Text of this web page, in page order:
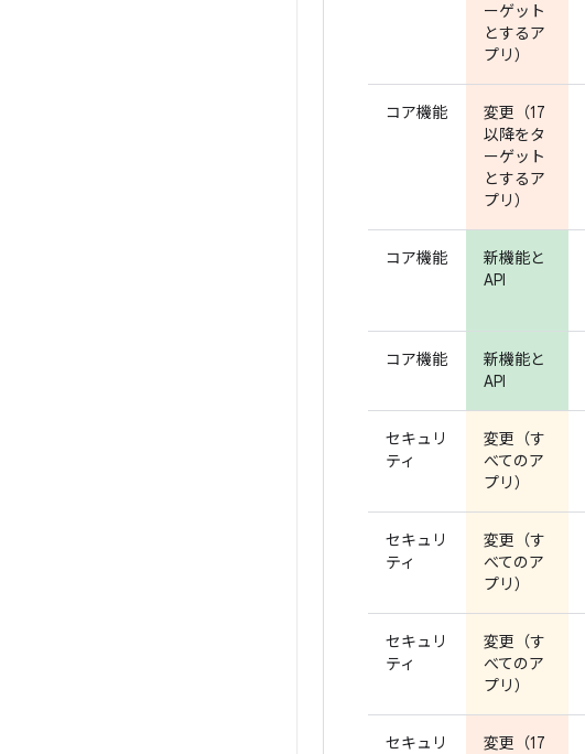
ーゲット
とするア
プリ）
コア機能
変更（17
以降をタ
ーゲット
とするア
プリ）
コア機能
新機能と
API
コア機能
新機能と
API
セキュリ
ティ
変更（す
べてのア
プリ）
セキュリ
ティ
変更（す
べてのア
プリ）
セキュリ
ティ
変更（す
べてのア
プリ）
セキュリ
変更（17